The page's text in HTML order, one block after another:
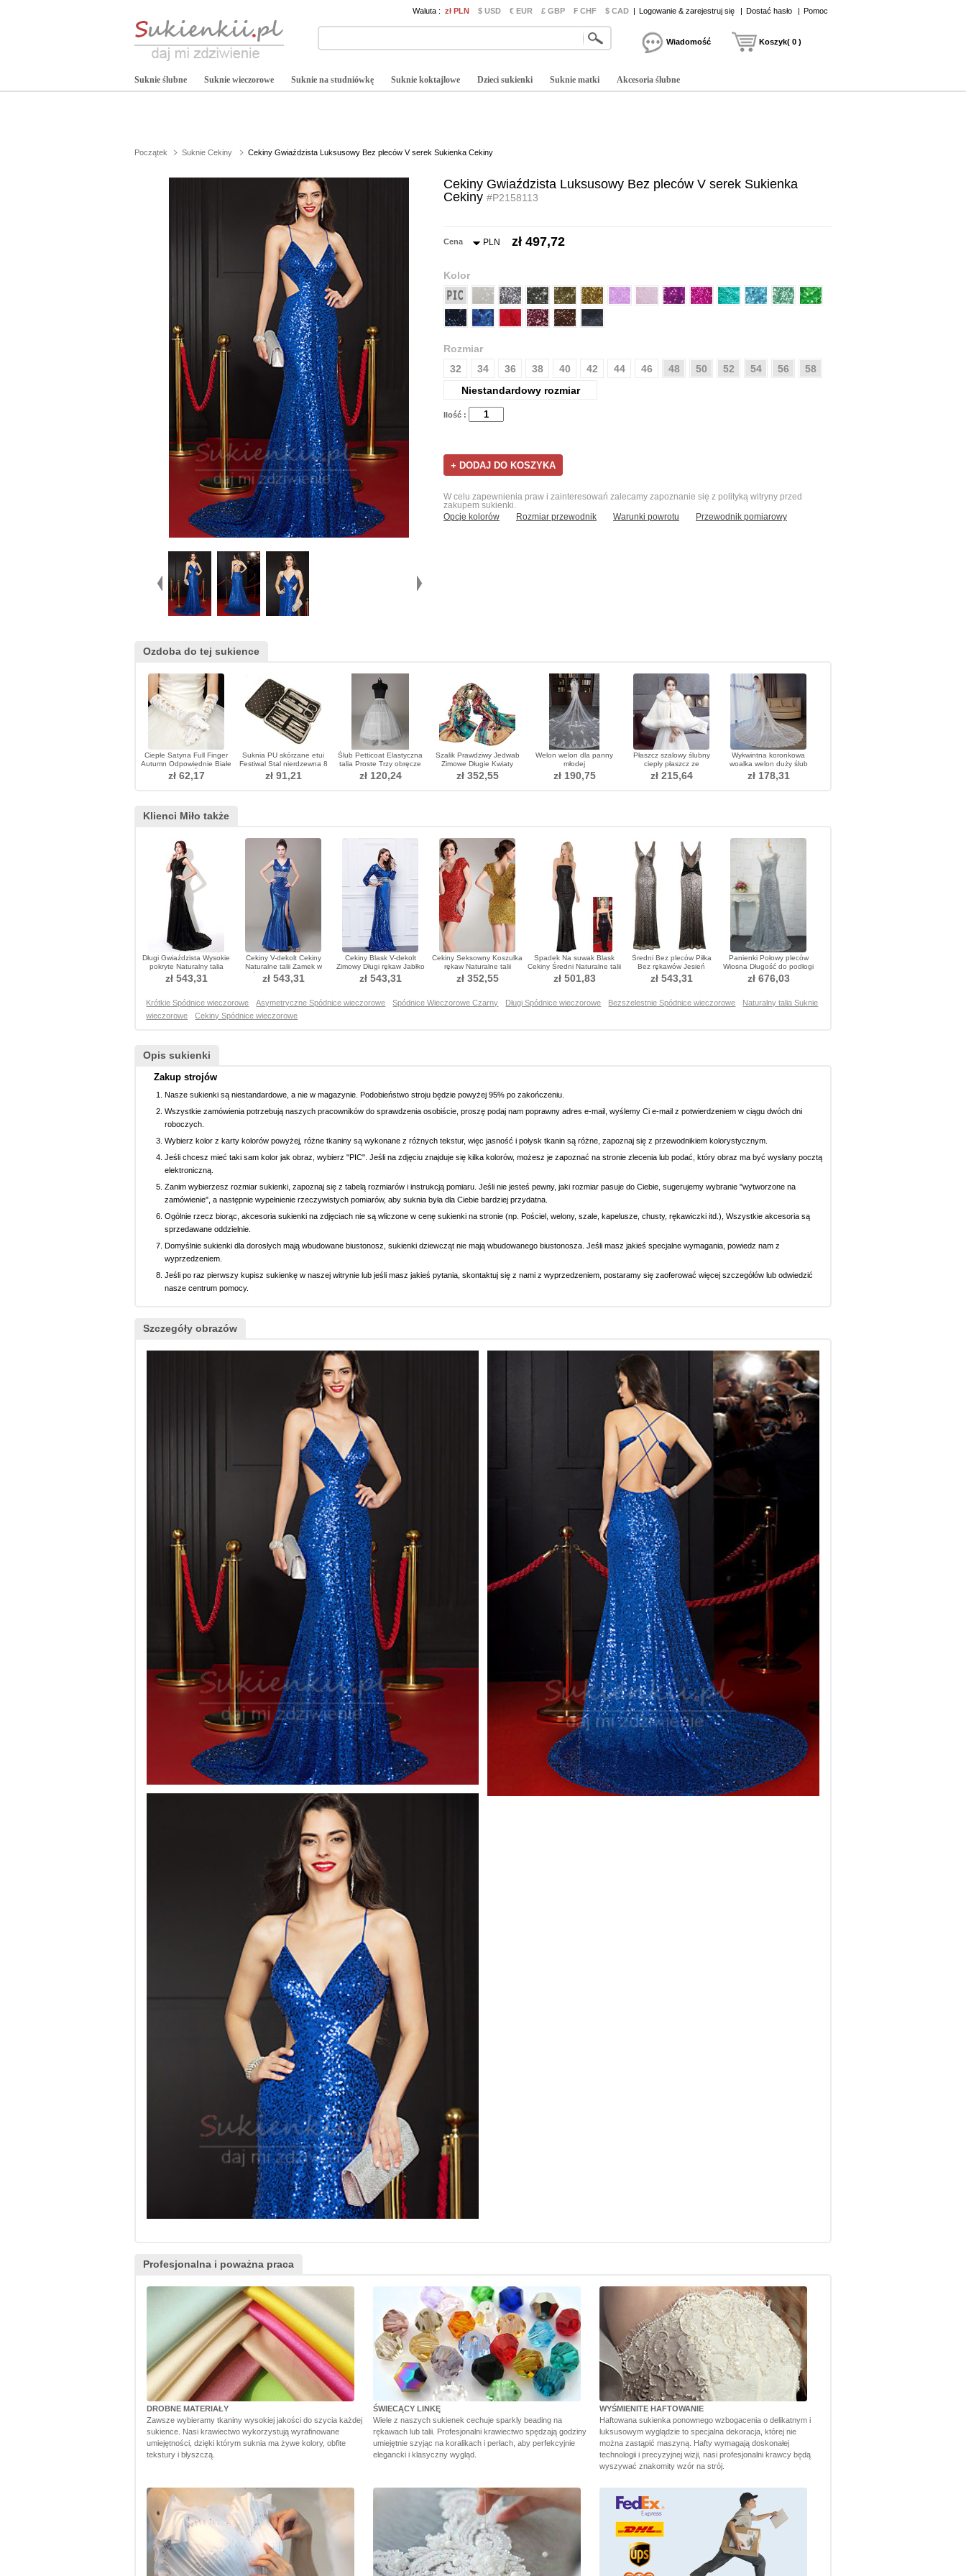
Waluta : zł PLN $ USD € EUR £ GBP ₣ CHF $ CAD | Logowanie & zarejestruj się | Dostać hasło | Pomoc
Wiadomość Koszyk( 0 )
Suknie ślubne Suknie wieczorowe Suknie na studniówkę Suknie koktajlowe Dzieci sukienki Suknie matki Akcesoria ślubne
Początek Suknie Cekiny Cekiny Gwiaździsta Luksusowy Bez pleców V serek Sukienka Cekiny
Cekiny Gwiaździsta Luksusowy Bez pleców V serek Sukienka
Cekiny #P2158113
Cena PLN zł 497,72
Kolor
Rozmiar
32
34 36 38 40 42 44 46 48 50 52 54 56
58
Niestandardowy rozmiar
Ilość :
W celu zapewnienia praw i zainteresowań zalecamy zapoznanie się z polityką witryny przed
zakupem sukienki.
Opcje kolorów
Rozmiar przewodnik Warunki powrotu Przewodnik pomiarowy
Ozdoba do tej sukience
Ciepłe Satyna Full Finger
Autumn Odpowiednie Białe
Rękawiczki Ślubne
zł 62,17
Suknia PU skórzane etui
Festiwal Stal nierdzewna 8
sztuk Nail Clippers
zł 91,21
Ślub Petticoat Elastyczna
talia Proste Trzy obręcze
Perymetr Lace przycinanie
zł 120,24
Szalik Prawdziwy Jedwab
Zimowe Długie Kwiaty
Zwykły Ciepły
zł 352,55
Welon welon dla panny
młodej
zł 190,75
Płaszcz szalowy ślubny
ciepły płaszcz ze
sztucznego futra
zł 215,64
Wykwintna koronkowa
woalka welon duży ślub
akcesoria akcesoria welon
zł 178,31
Klienci Miło także
Długi Gwiaździsta Wysokie
pokryte Naturalny talia
Sukienka Cekiny
zł 543,31
Cekiny V-dekolt Cekiny
Naturalne talii Zamek w
górę Sukienka Cekiny
zł 543,31
Cekiny Blask V-dekolt
Zimowy Długi rękaw Jabłko
Sukienka Cekiny
zł 543,31
Cekiny Seksowny Koszulka
rękaw Naturalne talii
Sukienka Cekiny
zł 352,55
Spadek Na suwak Blask
Cekiny Średni Naturalne talii
Sukienka Cekiny
zł 501,83
Średni Bez pleców Piłka
Bez rękawów Jesień
Płaszcz Sukienka Cekiny
zł 543,31
Panienki Połowy pleców
Wiosna Długość do podłogi
Spódnica Cekiny
zł 676,03
Krótkie Spódnice wieczorowe Asymetryczne Spódnice wieczorowe Spódnice Wieczorowe Czarny Długi Spódnice wieczorowe Bezszelestnie Spódnice wieczorowe
Naturalny talia Suknie
wieczorowe
Cekiny Spódnice wieczorowe
Opis sukienki
Zakup strojów
Nasze sukienki są niestandardowe, a nie w magazynie. Podobieństwo stroju będzie powyżej 95% po zakończeniu.
Wszystkie zamówienia potrzebują naszych pracowników do sprawdzenia osobiście, proszę podaj nam poprawny adres e-mail, wyślemy Ci e-mail z potwierdzeniem w ciągu dwóch dni
roboczych.
Wybierz kolor z karty kolorów powyżej, różne tkaniny są wykonane z różnych tekstur, więc jasność i połysk tkanin są różne, zapoznaj się z przewodnikiem kolorystycznym.
Jeśli chcesz mieć taki sam kolor jak obraz, wybierz "PIC". Jeśli na zdjęciu znajduje się kilka kolorów, możesz je zapoznać na stronie zlecenia lub podać, który obraz ma być wysłany pocztą
elektroniczną.
Zanim wybierzesz rozmiar sukienki, zapoznaj się z tabelą rozmiarów i instrukcją pomiaru. Jeśli nie jesteś pewny, jaki rozmiar pasuje do Ciebie, sugerujemy wybranie "wytworzone na
zamówienie", a następnie wypełnienie rzeczywistych pomiarów, aby suknia była dla Ciebie bardziej przydatna.
Ogólnie rzecz biorąc, akcesoria sukienki na zdjęciach nie są wliczone w cenę sukienki na stronie (np. Pościel, welony, szale, kapelusze, chusty, rękawiczki itd.), Wszystkie akcesoria są
sprzedawane oddzielnie.
Domyślnie sukienki dla dorosłych mają wbudowane biustonosz, sukienki dziewcząt nie mają wbudowanego biustonosza. Jeśli masz jakieś specjalne wymagania, powiedz nam z
wyprzedzeniem.
Jeśli po raz pierwszy kupisz sukienkę w naszej witrynie lub jeśli masz jakieś pytania, skontaktuj się z nami z wyprzedzeniem, postaramy się zaoferować więcej szczegółów lub odwiedzić
nasze centrum pomocy.
Szczegóły obrazów
Profesjonalna i poważna praca
DROBNE MATERIAŁY
Zawsze wybieramy tkaniny wysokiej jakości do szycia każdej
sukience. Nasi krawiectwo wykorzystują wyrafinowane
umiejętności, dzięki którym suknia ma żywe kolory, obfite
tekstury i błyszczą.
ŚWIECĄCY LINKĘ
Wiele z naszych sukienek cechuje sparkly beading na
rękawach lub talii. Profesjonalni krawiectwo spędzają godziny
umiejętnie szyjąc na koralikach i perłach, aby perfekcyjnie
elegancki i klasyczny wygląd.
WYŚMIENITE HAFTOWANIE
Haftowana sukienka ponownego wzbogacenia o delikatnym i
luksusowym wyglądzie to specjalna dekoracja, której nie
można zastąpić maszyną. Hafty wymagają doskonałej
technologii i precyzyjnej wizji, nasi profesjonalni krawcy będą
wyszywać znakomity wzór na strój.